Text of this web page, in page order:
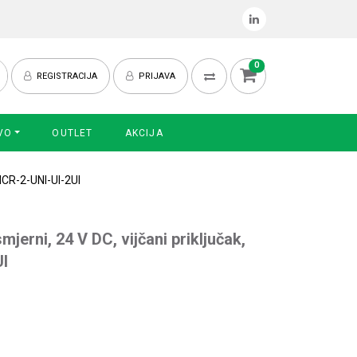
REGISTRACIJA PRIJAVA
0
OUTLET AKCIJA
2-UNI-UI-2UI
24 V DC, vijčani priključak,